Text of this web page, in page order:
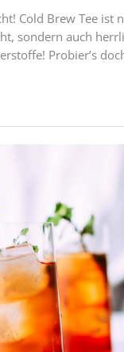
Cold Brew Tee ist
sondern auch
Probier’s